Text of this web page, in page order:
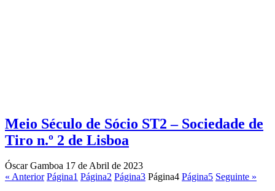
Meio Século de Sócio ST2 – Sociedade de
Tiro n.º 2 de Lisboa
Óscar Gamboa 17 de Abril de 2023
« Anterior Página1 Página2 Página3 Página4 Página5 Seguinte »